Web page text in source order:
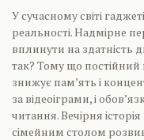
У сучасному світі
реальності. Надмірне
вплинути на здатність
так? Тому що
знижує пам’ять і
за відеоіграми, і
читання. Вечірня
сімейним столом